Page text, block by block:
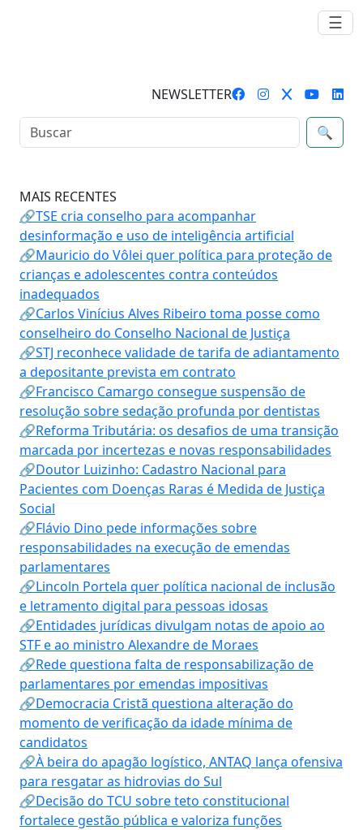
☰
NEWSLETTER
🔍
MAIS RECENTES
🔗TSE cria conselho para acompanhar
desinformação e uso de inteligência artificial
🔗Mauricio do Vôlei quer política para proteção de
crianças e adolescentes contra conteúdos
inadequados
🔗Carlos Vinícius Alves Ribeiro toma posse como
conselheiro do Conselho Nacional de Justiça
🔗STJ reconhece validade de tarifa de adiantamento
a depositante prevista em contrato
🔗Francisco Camargo consegue suspensão de
resolução sobre sedação profunda por dentistas
🔗Reforma Tributária: os desafios de uma transição
marcada por incertezas e novas responsabilidades
🔗Doutor Luizinho: Cadastro Nacional para
Pacientes com Doenças Raras é Medida de Justiça
Social
🔗Flávio Dino pede informações sobre
responsabilidades na execução de emendas
parlamentares
🔗Lincoln Portela quer política nacional de inclusão
e letramento digital para pessoas idosas
🔗Entidades jurídicas divulgam notas de apoio ao
STF e ao ministro Alexandre de Moraes
🔗Rede questiona falta de responsabilização de
parlamentares por emendas impositivas
🔗Democracia Cristã questiona alteração do
momento de verificação da idade mínima de
candidatos
🔗À beira do apagão logístico, ANTAQ lança ofensiva
para resgatar as hidrovias do Sul
🔗Decisão do TCU sobre teto constitucional
fortalece gestão pública e valoriza funções